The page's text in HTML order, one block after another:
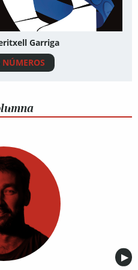
Garriga
NÚMEROS
▶︎